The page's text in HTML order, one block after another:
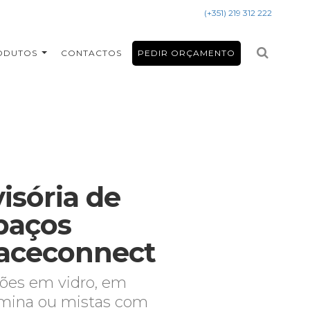
(+351) 219 312 222
CONTACTOS PEDIR ORÇAMENTO
de
em vidro, em
ou mistas com